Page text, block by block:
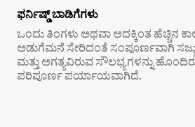
ಫರ್ನಿಷ್ಡ್ ಬಾಡಿಗೆಗಳು
ಒಂದು ತಿಂಗಳು ಅಥವಾ ಅದಕ್ಕಿಂತ ಹೆಚ್ಚಿನ
ಅಡುಗೆಮನೆ ಸೇರಿದಂತೆ ಸಂಪೂರ್ಣವಾಗಿ
ಮತ್ತು ಅಗತ್ಯವಿರುವ ಸೌಲಭ್ಯಗಳನ್ನು
ಪರಿಪೂರ್ಣ ಪರ್ಯಾಯವಾಗಿದೆ.